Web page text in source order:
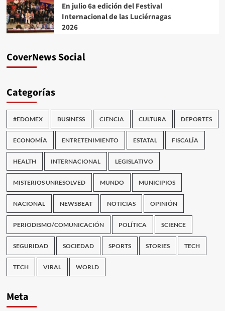
En julio 6a edición del Festival
Internacional de las Luciérnagas
2026
CoverNews Social
Categorías
#EDOMEX BUSINESS CIENCIA CULTURA DEPORTES
ECONOMÍA ENTRETENIMIENTO ESTATAL FISCALÍA
HEALTH INTERNACIONAL LEGISLATIVO
MISTERIOS UNRESOLVED MUNDO MUNICIPIOS
NACIONAL NEWSBEAT NOTICIAS OPINIÓN
PERIODISMO/COMUNICACIÓN POLÍTICA SCIENCE
SEGURIDAD SOCIEDAD SPORTS STORIES TECH
TECH VIRAL WORLD
Meta